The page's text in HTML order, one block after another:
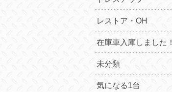
レストア・OH
在庫車入庫しました！
未分類
気になる1台